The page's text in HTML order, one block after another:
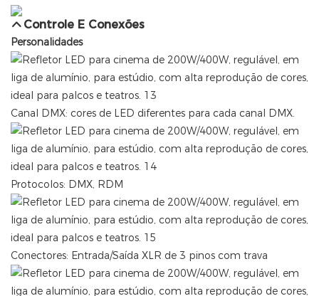
Controle E Conexões
Personalidades
Canal DMX: cores de LED diferentes para cada canal DMX.
Protocolos: DMX, RDM
Conectores: Entrada/Saída XLR de 3 pinos com trava